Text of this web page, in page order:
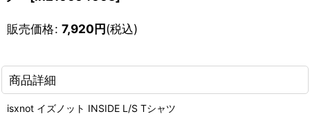
販売価格: 7,920円(税込)
商品詳細
isxnot イズノット INSIDE L/S Tシャツ